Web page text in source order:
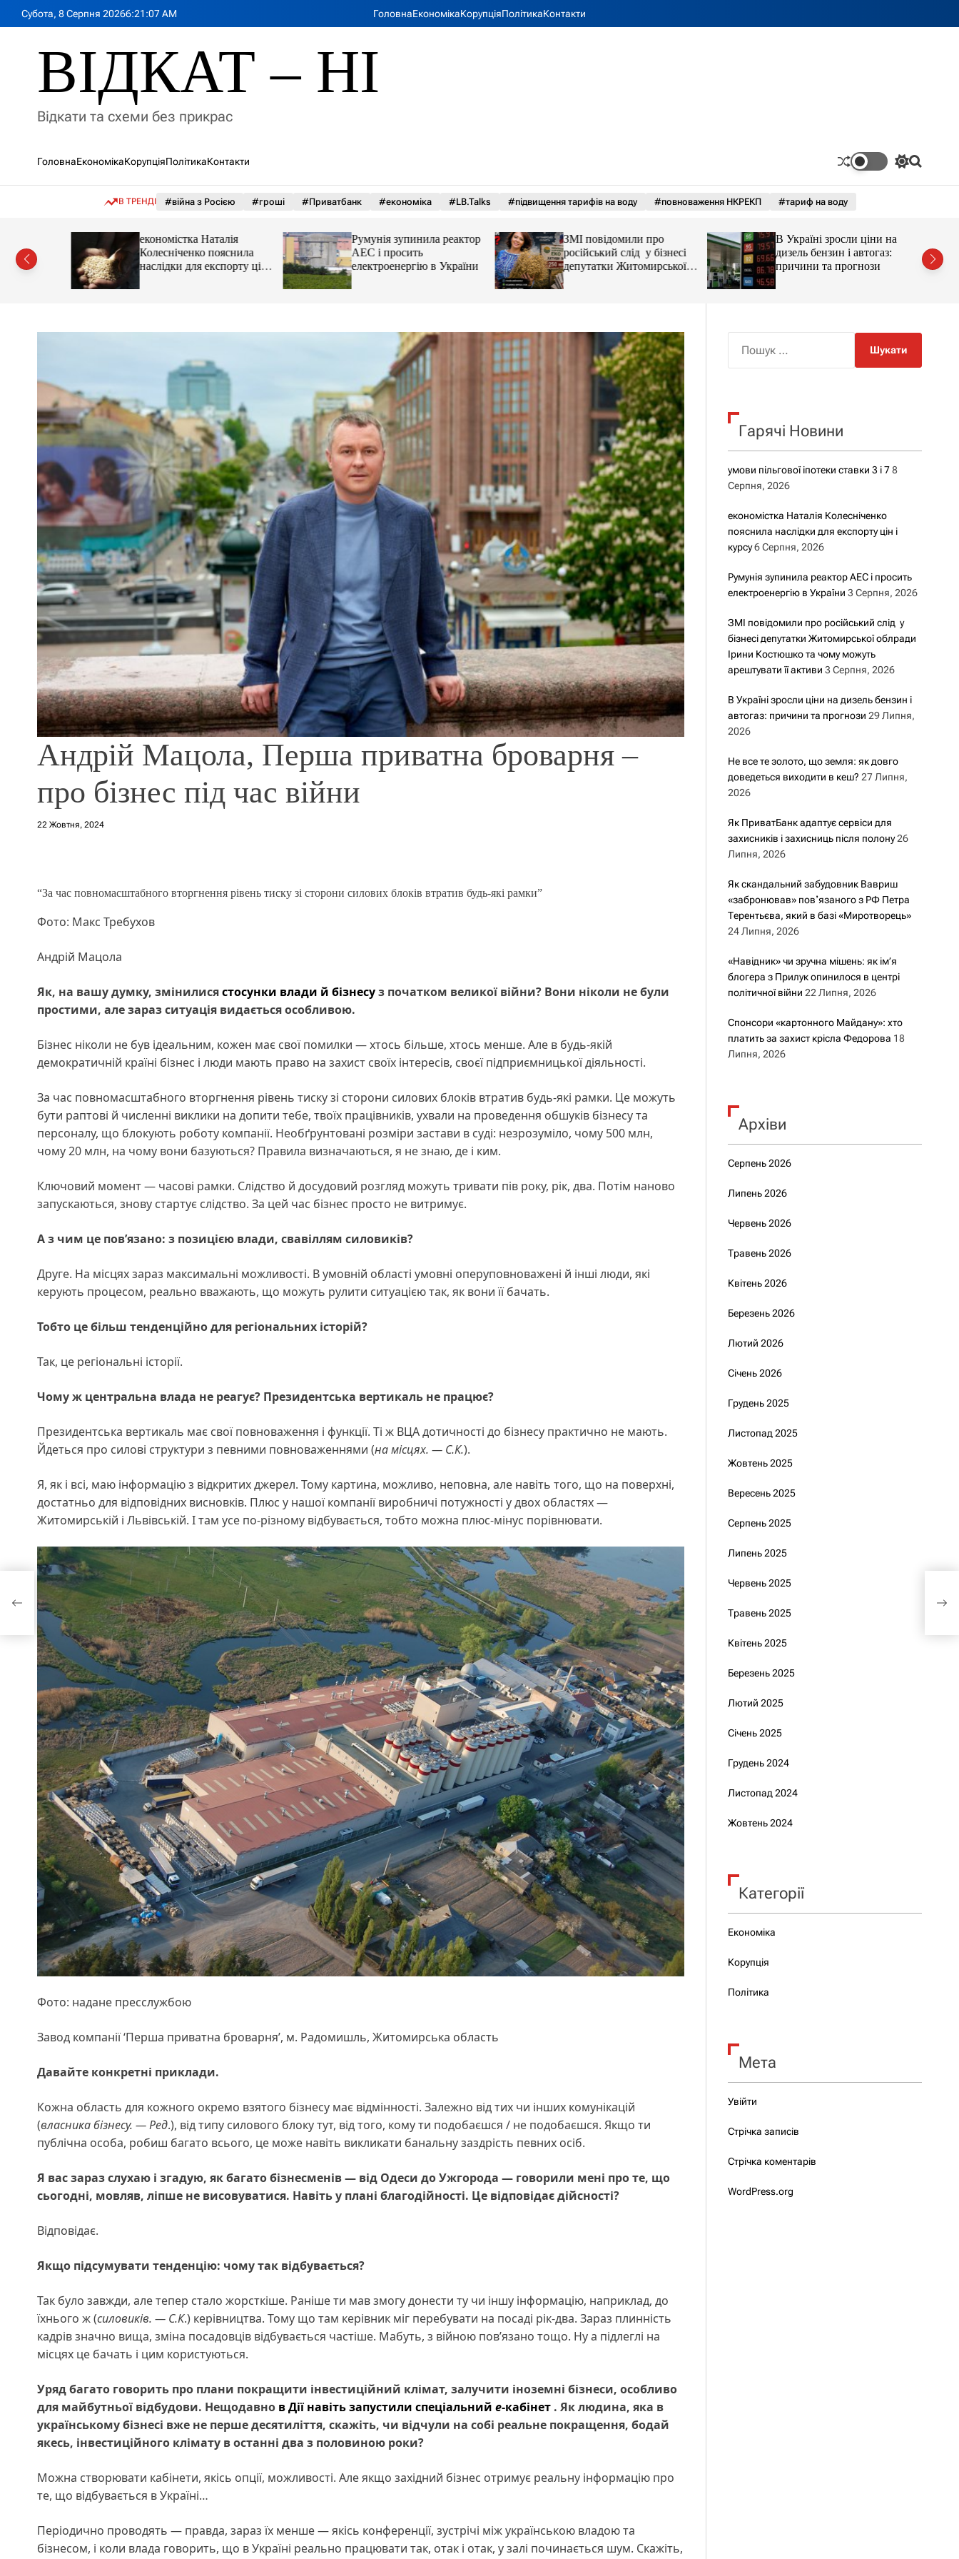
Субота, 8 Серпня 20266:21 :09AM ГоловнаЕкономікаКорупціяПолітикаКонтакти
ВІДКАТ – НІ
Відкати та схеми без прикрас
ГоловнаЕкономікаКорупціяПолітикаКонтакти
П
к
а
ч
р
о
у
П
В ТРЕНДІ #війна з Росією #гроші #Приватбанк #економіка #LB.Talks #підвищення тарифів на воду #повноваження НКРЕКП #тариф на воду
економістка Наталія
Колесніченко пояснила
наслідки для експорту цін і
курсу
Румунія зупинила реактор
АЕС і просить
електроенергію в України
ЗМІ повідомили про
російський слід у бізнесі
депутатки Житомирської
облради Ірини Костюшко
та чому можуть арештувати
В Україні зросли ціни на
дизель бензин і автогаз:
причини та прогнози
Андрій Мацола, Перша приватна броварня –
про бізнес під час війни
22 Жовтня, 2024
“За час повномасштабного вторгнення рівень тиску зі сторони силових блоків втратив будь-які рамки”
Фото: Макс Требухов
Андрій Мацола
Як, на вашу думку, змінилисястосунки влади й бізнесуз початком великої війни? Вони ніколи не були
простими, але зараз ситуація видається особливою.
Бізнес ніколи не був ідеальним, кожен має свої помилки — хтось більше, хтось менше. Але в будь-якій
демократичній країні бізнес і люди мають право на захист своїх інтересів, своєї підприємницької діяльності.
За час повномасштабного вторгнення рівень тиску зі сторони силових блоків втратив будь-які рамки. Це можуть
бути раптові й численні виклики на допити тебе, твоїх працівників, ухвали на проведення обшуків бізнесу та
персоналу, що блокують роботу компанії. Необґрунтовані розміри застави в суді: незрозуміло, чому 500 млн,
чому 20 млн, на чому вони базуються? Правила визначаються, я не знаю, де і ким.
Ключовий момент — часові рамки. Слідство й досудовий розгляд можуть тривати пів року, рік, два. Потім наново
запускаються, знову стартує слідство. За цей час бізнес просто не витримує.
А з чим це пов’язано: з позицією влади, свавіллям силовиків?
Друге. На місцях зараз максимальні можливості. В умовній області умовні оперуповноважені й інші люди, які
керують процесом, реально вважають, що можуть рулити ситуацією так, як вони її бачать.
Тобто це більш тенденційно для регіональних історій?
Так, це регіональні історії.
Чому ж центральна влада не реагує? Президентська вертикаль не працює?
Президентська вертикаль має свої повноваження і функції. Ті ж ВЦА дотичності до бізнесу практично не мають.
Йдеться про силові структури з певними повноваженнями (на місцях. — С.К.).
Я, як і всі, маю інформацію з відкритих джерел. Тому картина, можливо, неповна, але навіть того, що на поверхні,
достатньо для відповідних висновків. Плюс у нашої компанії виробничі потужності у двох областях —
Житомирській і Львівській. І там усе по-різному відбувається, тобто можна плюс-мінус порівнювати.
Фото: надане пресслужбою
Завод компанії ‘Перша приватна броварня’, м. Радомишль, Житомирська область
Давайте конкретні приклади.
Кожна область для кожного окремо взятого бізнесу має відмінності. Залежно від тих чи інших комунікацій
(власника бізнесу. — Ред.), від типу силового блоку тут, від того, кому ти подобаєшся / не подобаєшся. Якщо ти
публічна особа, робиш багато всього, це може навіть викликати банальну заздрість певних осіб.
Я вас зараз слухаю і згадую, як багатобізнесменів — від Одеси до Ужгорода — говорили мені проте, що
сьогодні, мовляв, ліпше не висовуватися. Навіть у плані благодійності. Це відповідає дійсності?
Відповідає.
Якщо підсумувати тенденцію: чому так відбувається?
Так було завжди, але тепер стало жорсткіше. Раніше ти мав змогу донести ту чи іншу інформацію, наприклад, до
їхнього ж (силовиків. — С.К.) керівництва. Тому що там керівник міг перебувати на посаді рік-два. Зараз плинність
кадрів значно вища, зміна посадовців відбувається частіше. Мабуть, з війною пов’язано тощо. Ну а підлеглі на
місцях це бачать і цим користуються.
Уряд багато говорить про плани покращити інвестиційний клімат, залучити іноземні бізнеси, особливо
для майбутньої відбудови. Нещодавно в Дії навіть запустили спеціальний е-кабінет . Як людина, яка в
українському бізнесі вже не перше десятиліття, скажіть, чи відчули на собі реальне покращення, бодай
якесь, інвестиційного клімату в останні два з половиною роки?
Можна створювати кабінети, якісь опції, можливості. Але якщо західний бізнес отримує реальну інформацію про
те, що відбувається в Україні…
Періодично проводять — правда, зараз їх менше — якісь конференції, зустрічі між українською владою та
бізнесом, і коли влада говорить, що в Україні реально працювати так, отак і отак, у залі починається шум. Скажіть,
к
Гарячі Новини
умови пільгової іпотеки ставки 3 і 7 8
Серпня, 2026
економістка Наталія Колесніченко
пояснила наслідки для експорту цін і
курсу 6 Серпня, 2026
Румунія зупинила реактор АЕС і просить
електроенергію в України 3 Серпня, 2026
ЗМІ повідомили про російський слід у
бізнесі депутатки Житомирської облради
Ірини Костюшко та чому можуть
арештувати її активи 3 Серпня, 2026
В Україні зросли ціни на дизель бензин і
автогаз: причини та прогнози 29 Липня,
2026
Не все те золото, що земля: як довго
доведеться виходити в кеш? 27 Липня,
2026
Як ПриватБанк адаптує сервіси для
захисників і захисниць після полону 26
Липня, 2026
Як скандальний забудовник Вавриш
«забронював» повʼязаного з РФ Петра
Терентьєва, який в базі «Миротворець»
24 Липня, 2026
«Навідник» чи зручна мішень: як ім’я
блогера з Прилук опинилося в центрі
політичної війни 22 Липня, 2026
Спонсори «картонного Майдану»: хто
платить за захист крісла Федорова 18
Липня, 2026
Архіви
Серпень 2026
Липень 2026
Червень 2026
Травень 2026
Квітень 2026
Березень 2026
Лютий 2026
Січень 2026
Грудень 2025
Листопад 2025
Жовтень 2025
Вересень 2025
Серпень 2025
Липень 2025
Червень 2025
Травень 2025
Квітень 2025
Березень 2025
Лютий 2025
Січень 2025
Грудень 2024
Листопад 2024
Жовтень 2024
Категорії
Економіка
Корупція
Політика
Мета
Увійти
Стрічка записів
Стрічка коментарів
WordPress.org